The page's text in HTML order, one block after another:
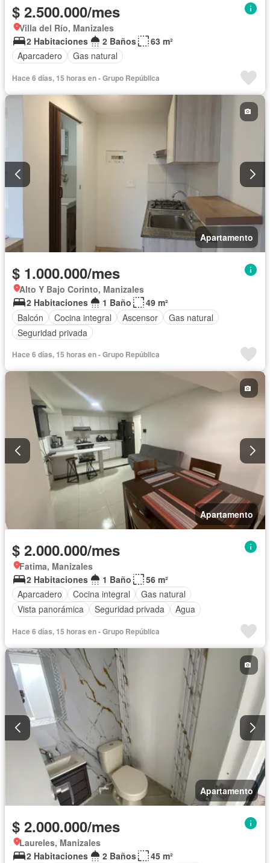
$ 2.500.000/mes
Villa del Río, Manizales
2 Habitaciones
2 Baños
63 m²
Aparcadero
Gas natural
Hace 6 días, 15 horas en - Grupo República
Apartamento
$ 1.000.000/mes
Alto Y Bajo Corinto, Manizales
2 Habitaciones
1 Baño
49 m²
Balcón
Cocina integral Ascensor
Gas natural
Seguridad privada
Hace 6 días, 15 horas en - Grupo República
Apartamento
$ 2.000.000/mes
Fatima, Manizales
2 Habitaciones
1 Baño
56 m²
Aparcadero
Cocina integral
Gas natural
Vista panorámica
Seguridad privada Agua
Hace 6 días, 15 horas en - Grupo República
Apartamento
$ 2.000.000/mes
Laureles, Manizales
2 Habitaciones
2 Baños
45 m²